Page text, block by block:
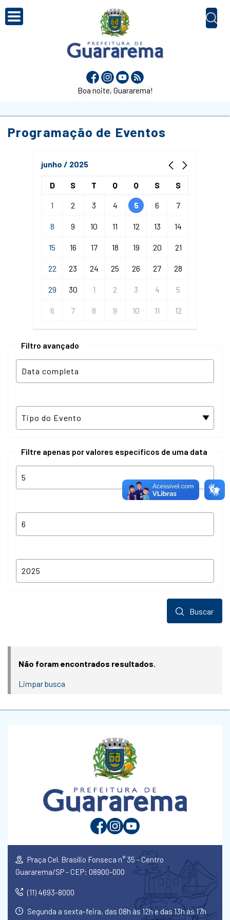
Boa noite, Guararema!
Programação de Eventos
junho / 2025
D S T Q Q S S
1 2 3 4 5 6 7
8 9 10 11 12 13 14
15 16 17 18 19 20 21
22 23 24 25 26 27 28
29 30 1 2 3 4 5
6 7 8 9 10 11 12
Filtro avançado
Filtre apenas por valores específicos de uma data
Buscar
Não foram encontrados resultados.
Limpar busca
Praça Cel. Brasílio Fonseca n° 35 - Centro
Guararema/SP - CEP: 08900-000
(11) 4693-8000
Segunda a sexta-feira, das 08h às 12h e das 13h às 17h